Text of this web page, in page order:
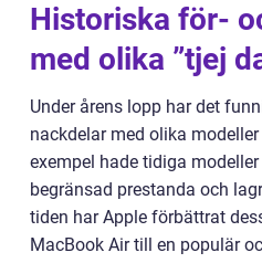
Historiska för-
med olika ”tjej
Under årens lopp har det
nackdelar med olika modeller
exempel hade tidiga
begränsad prestanda och
tiden har Apple förbättrat
MacBook Air till en populär